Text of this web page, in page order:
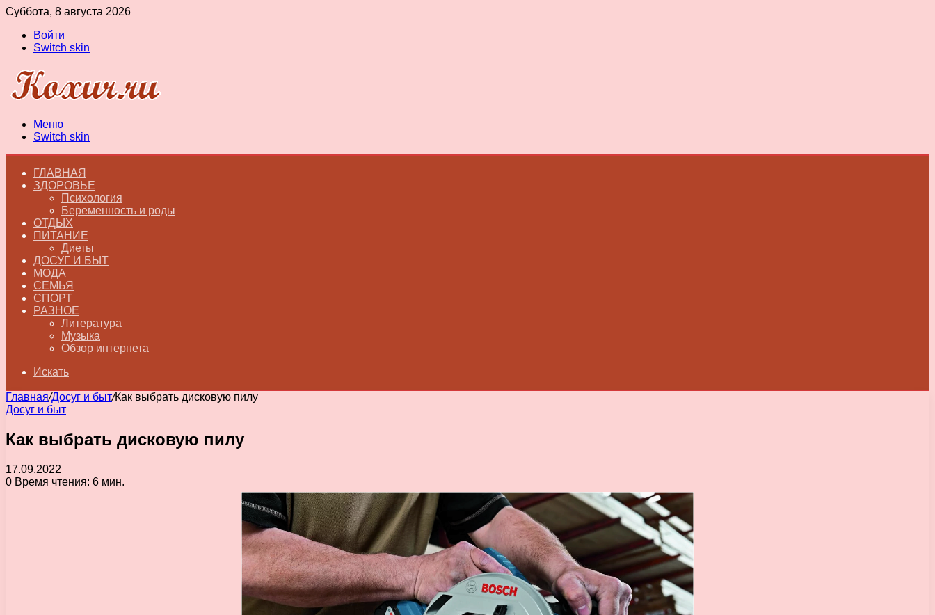
Суббота, 8 августа 2026
Войти
Switch skin
Меню
Switch skin
ГЛАВНАЯ
ЗДОРОВЬЕ
Психология
Беременность и роды
ОТДЫХ
ПИТАНИЕ
Диеты
ДОСУГ И БЫТ
МОДА
СЕМЬЯ
СПОРТ
РАЗНОЕ
Литература
Музыка
Обзор интернета
Искать
Главная/Досуг и быт/Как выбрать дисковую пилу
Досуг и быт
Как выбрать дисковую пилу
17.09.2022
0 Время чтения: 6 мин.